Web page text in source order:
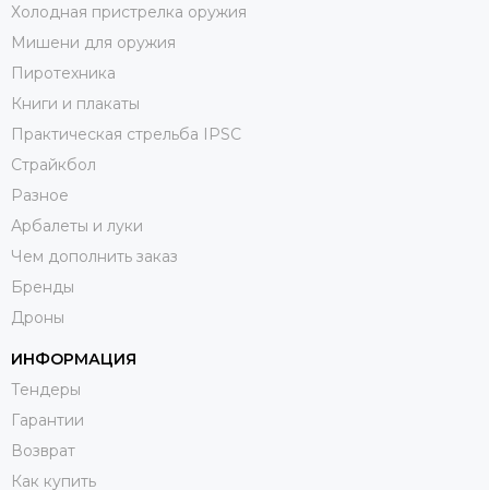
Холодная пристрелка оружия
Мишени для оружия
Пиротехника
Книги и плакаты
Практическая стрельба IPSC
Страйкбол
Разное
Арбалеты и луки
Чем дополнить заказ
Бренды
Дроны
ИНФОРМАЦИЯ
Тендеры
Гарантии
Возврат
Как купить